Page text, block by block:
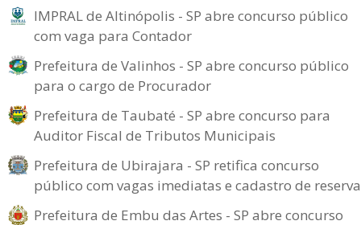
IMPRAL de Altinópolis - SP abre concurso público
com vaga para Contador
Prefeitura de Valinhos - SP abre concurso público
para o cargo de Procurador
Prefeitura de Taubaté - SP abre concurso para
Auditor Fiscal de Tributos Municipais
Prefeitura de Ubirajara - SP retifica concurso
público com vagas imediatas e cadastro de reserva
Prefeitura de Embu das Artes - SP abre concurso